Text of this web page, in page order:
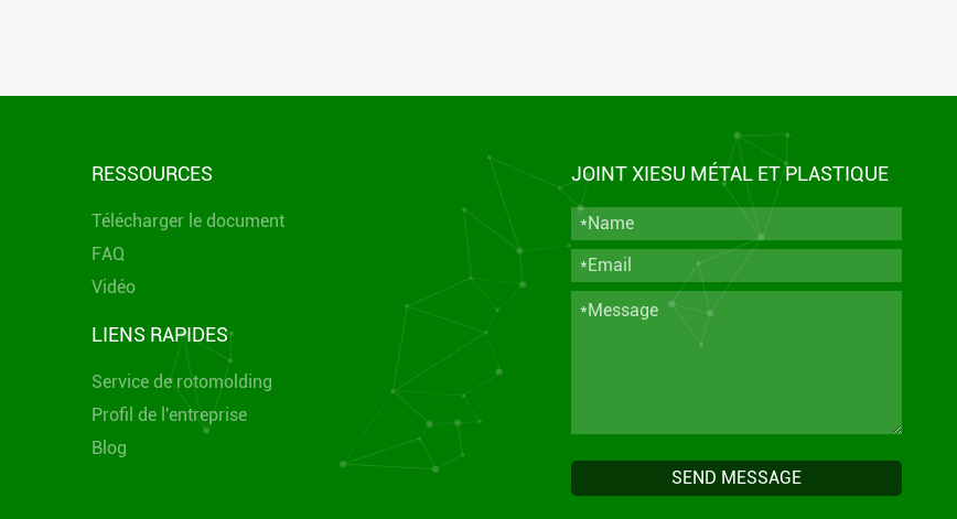
RESSOURCES
Télécharger le document
FAQ
Vidéo
LIENS RAPIDES
Service de rotomolding
Profil de l'entreprise
Blog
JOINT XIESU MÉTAL ET PLASTIQUE
SEND MESSAGE